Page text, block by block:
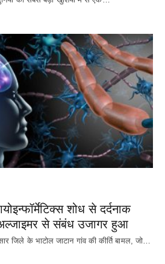
शोध से दर्दनाक
से संबंध उजागर हुआ
जिले के भाटोल जाटान गांव की कीर्ति बामल, जो…